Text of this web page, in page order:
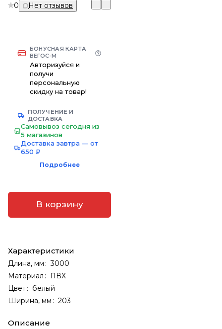
0 Нет отзывов
БОНУСНАЯ КАРТА
ВЕГОС-М
Авторизуйся и
получи
персональную
скидку на товар!
ПОЛУЧЕНИЕ И
ДОСТАВКА
Самовывоз сегодня из
5 магазинов
Доставка завтра — от
650 ₽
Подробнее
В корзину
Характеристики
Длина, мм : 3000
Материал : ПВХ
Цвет: белый
Ширина, мм : 203
Описание